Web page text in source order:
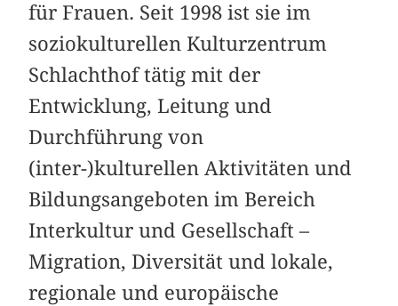
für Frauen. Seit 1998 ist sie im
soziokulturellen Kulturzentrum
Schlachthof tätig mit der
Entwicklung, Leitung und
Durchführung von
(inter-)kulturellen Aktivitäten und
Bildungsangeboten im Bereich
Interkultur und Gesellschaft –
Migration, Diversität und lokale,
regionale und europäische